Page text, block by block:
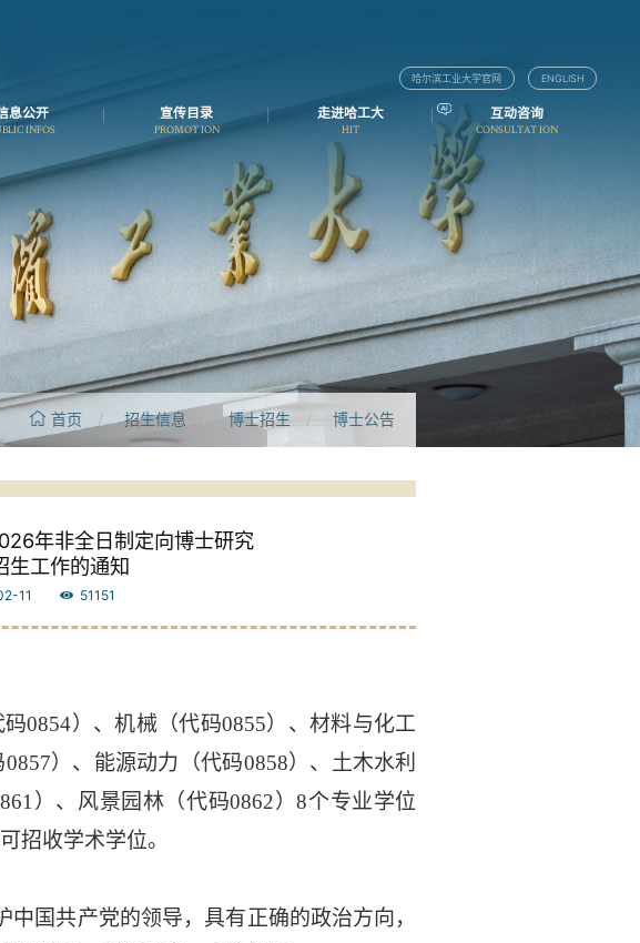
哈尔滨工业大学官网 ENGLISH
息公开
INFOS
宣传目录
PROMOTION
走进哈工大
HIT
互动咨询
CONSULTATION
首页 / 招生信息 博士招生 / 博士公告
年非全日制定向博士研究
生工作的通知
11 51151
码0854）、机械（代码0855）、材料与化工
0857）、能源动力（代码0858）、土木水利
）、风景园林（代码0862）8个专业学位
招收学术学位。
中国共产党的领导，具有正确的政治方向，